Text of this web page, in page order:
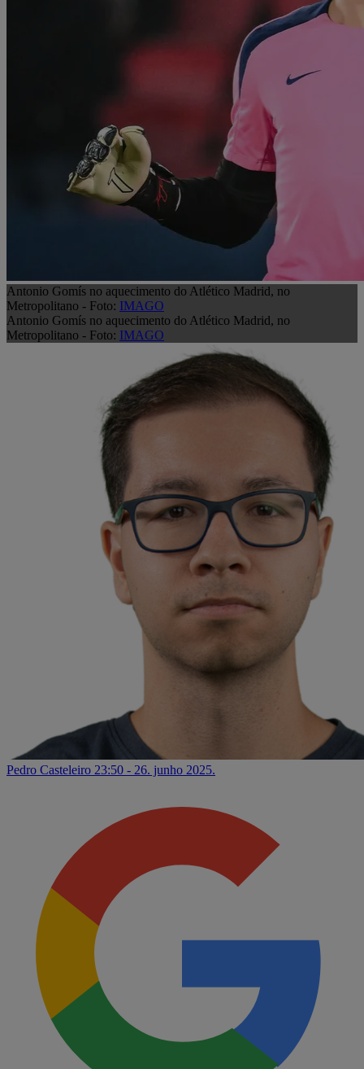
Antonio Gomís no aquecimento do Atlético Madrid, no
Metropolitano - Foto: IMAGO
Antonio Gomís no aquecimento do Atlético Madrid, no
Metropolitano - Foto: IMAGO
Pedro Casteleiro 23:50 - 26. junho 2025.